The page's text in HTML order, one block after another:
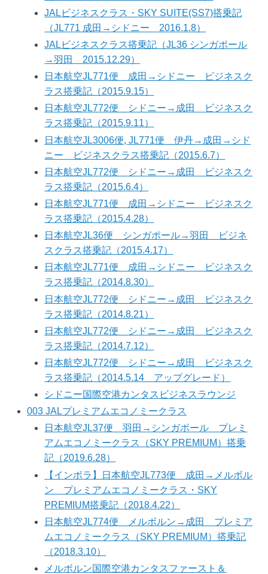
JALビジネスクラス・SKY SUITE(SS7)搭乗記
（JL771 成田→シドニー 2016.1.8）
JALビジネスクラス搭乗記（JL36 シンガポール
→羽田 2015.12.29）
日本航空JL771便 成田→シドニー ビジネスク
ラス搭乗記（2015.9.15）
日本航空JL772便 シドニー→成田 ビジネスク
ラス搭乗記（2015.9.11）
日本航空JL3006便, JL771便 伊丹→成田→シド
ニー ビジネスクラス搭乗記（2015.6.7）
日本航空JL772便 シドニー→成田 ビジネスク
ラス搭乗記（2015.6.4）
日本航空JL771便 成田→シドニー ビジネスク
ラス搭乗記（2015.4.28）
日本航空JL36便 シンガポール→羽田 ビジネ
スクラス搭乗記（2015.4.17）
日本航空JL771便 成田→シドニー ビジネスク
ラス搭乗記（2014.8.30）
日本航空JL772便 シドニー→成田 ビジネスク
ラス搭乗記（2014.8.21）
日本航空JL772便 シドニー→成田 ビジネスク
ラス搭乗記（2014.7.12）
日本航空JL772便 シドニー→成田 ビジネスク
ラス搭乗記（2014.5.14 アップグレード）
シドニー国際空港カンタスビジネスラウンジ
003 JALプレミアムエコノミークラス
日本航空JL37便 羽田→シンガポール プレミ
アムエコノミークラス（SKY PREMIUM）搭乗
記（2019.6.28）
【インボラ】日本航空JL773便 成田→メルボル
ン プレミアムエコノミークラス・SKY
PREMIUM搭乗記（2018.4.22）
日本航空JL774便 メルボルン→成田 プレミア
ムエコノミークラス（SKY PREMIUM）搭乗記
（2018.3.10）
メルボルン国際空港カンタスファースト＆